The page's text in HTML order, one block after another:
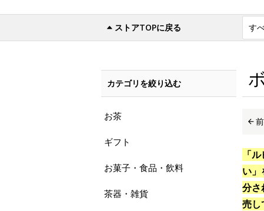
ストアTOPに戻る
世界のお茶専門店ルピシア お買い得商品
「
い
分さ
売し
カテゴリを絞り込む
お茶
ギフト
お菓子・食品・飲料
茶器・雑貨